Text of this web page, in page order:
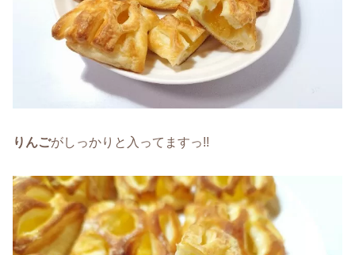
りんごがしっかりと入ってますっ!!